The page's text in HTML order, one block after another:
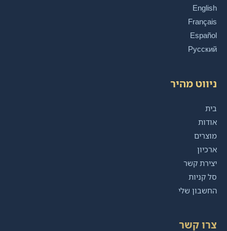
English
Français
Español
Русский
ניווט מהיר
בית
אודות
מוצרים
ארכיון
יצירת קשר
סל קניות
החשבון שלי
צרו קשר